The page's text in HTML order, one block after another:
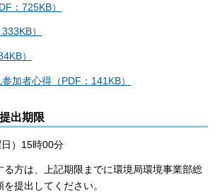
：725KB）
）
）
加者心得（PDF：141KB）
出期限
）15時00分
る方は、上記期限までに環境局環境事業部総
提出してください。